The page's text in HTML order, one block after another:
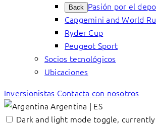
Back Pasión por el
Capgemini and World
Ryder Cup
Peugeot Sport
Socios tecnológicos
Ubicaciones
Inversionistas Contacta con nosotros
Argentina | ES
Dark and light mode toggle,